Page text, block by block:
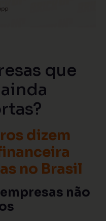
que
dizem
no Brasil
não